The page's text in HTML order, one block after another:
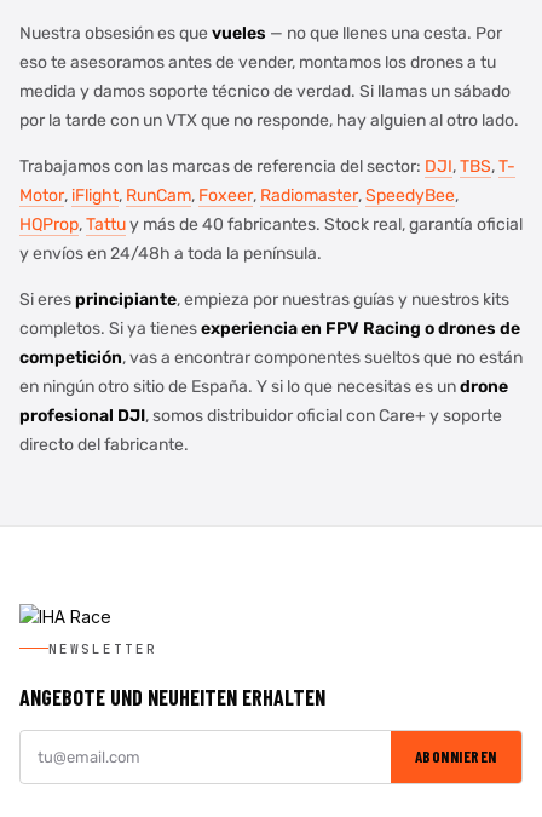
Nuestra obsesión es que vueles — no que llenes una cesta. Por
eso te asesoramos antes de vender, montamos los drones a tu
medida y damos soporte técnico de verdad. Si llamas un sábado
por la tarde con un VTX que no responde, hay alguien al otro lado.
Trabajamos con las marcas de referencia del sector: DJI,TBS,T-
Motor, iFlight, RunCam, Foxeer, Radiomaster,SpeedyBee,
HQProp,Tattuy más de 40 fabricantes. Stock real, garantía oficial
y envíos en 24/48h a toda la península.
Si eresprincipiante, empieza por nuestras guías y nuestros kits
completos. Si ya tienesexperiencia en FPV Racing odrones de
competición, vas a encontrar componentes sueltos que no están
en ningún otro sitio de España. Y si lo que necesitas es undrone
profesional DJI, somos distribuidor oficial con Care+ y soporte
directo del fabricante.
NEWSLETTER
ANGEBOTE UND NEUHEITEN ERHALTEN
ABONNIEREN